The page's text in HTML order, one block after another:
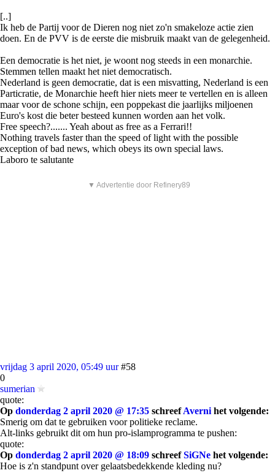
[..]
Ik heb de Partij voor de Dieren nog niet zo'n smakeloze actie zien
doen. En de PVV is de eerste die misbruik maakt van de gelegenheid.
Een democratie is het niet, je woont nog steeds in een monarchie.
Stemmen tellen maakt het niet democratisch.
Nederland is geen democratie, dat is een misvatting, Nederland is een
Particratie, de Monarchie heeft hier niets meer te vertellen en is alleen
maar voor de schone schijn, een poppekast die jaarlijks miljoenen
Euro's kost die beter besteed kunnen worden aan het volk.
Free speech?....... Yeah about as free as a Ferrari!!
Nothing travels faster than the speed of light with the possible
exception of bad news, which obeys its own special laws.
Laboro te salutante
▼ Advertentie door Refinery89
vrijdag 3 april 2020, 05:49 uur #58
0
sumerian
quote:
Op donderdag 2 april 2020 @ 17:35 schreefAverni het volgende:
Smerig om dat te gebruiken voor politieke reclame.
Alt-links gebruikt dit om hun pro-islamprogramma te pushen:
quote:
Op donderdag 2 april 2020 @ 18:09 schreefSiGNe het volgende:
Hoe is z'n standpunt over gelaatsbedekkende kleding nu?